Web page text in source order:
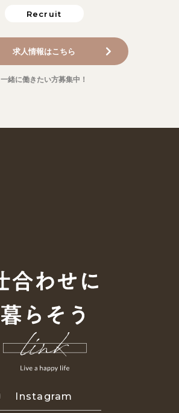
Recruit
求人情報はこちら
一緒に働きたい方募集中！
Instagram